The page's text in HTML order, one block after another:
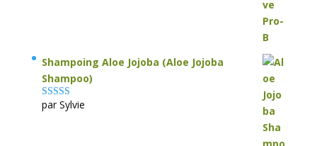
Shampoing Aloe Jojoba (Aloe Jojoba
Shampoo)
Note5sur 5
par Sylvie